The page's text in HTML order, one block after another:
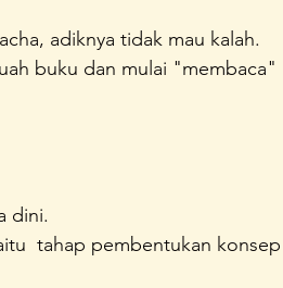
adiknya tidak mau kalah.
buku dan mulai "membaca"
dini.
tahap pembentukan konsep